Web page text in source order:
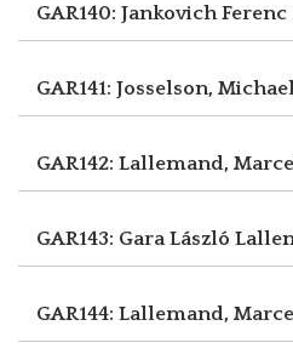
GAR140: Jankovich Ferenc
GAR141: Josselson,
GAR142: Lallemand,
GAR143: Gara László
GAR144: Lallemand,